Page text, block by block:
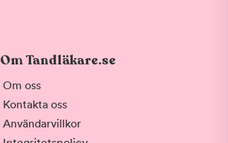
Om Tandläkare.se
Om oss
Kontakta oss
Användarvillkor